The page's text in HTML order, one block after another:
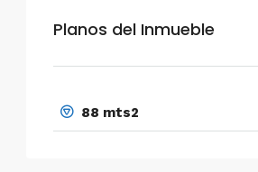
Planos del Inmueble
88 mts2